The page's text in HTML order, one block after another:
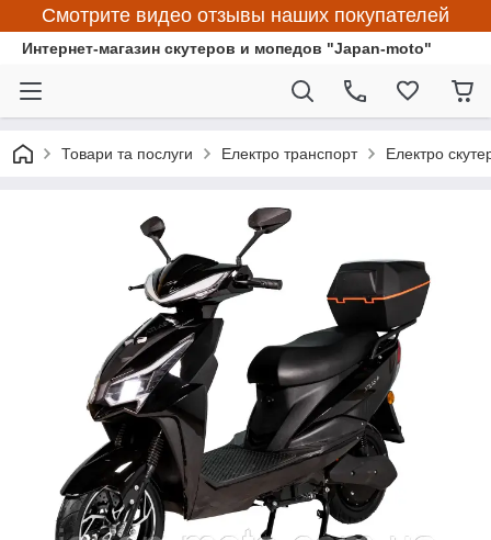
Смотрите видео отзывы наших покупателей
Интернет-магазин скутеров и мопедов "Japan-moto"
Товари та послуги Електро транспорт Електро